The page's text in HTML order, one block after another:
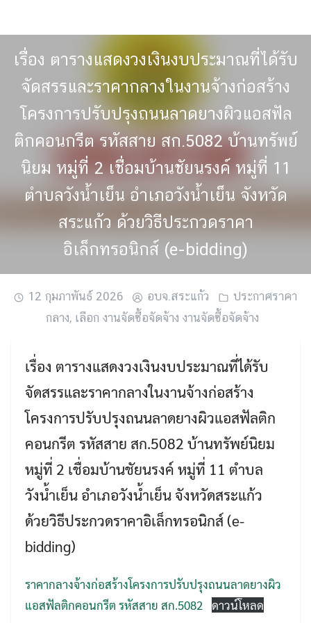
content
Search
Search
เรื่อง ตารางแสดงวงเงินงบประมาณที่ได้รับ
จัดสรรและราคากลางในงานจ้างก่อสร้าง
โครงการปรับปรุงถนนลาดยางผิวแอสฟัล
ติกคอนกรีต รหัสสาย สก.5082 บ้านทรัพย์
นิยม หมู่ที่ 2 เชื่อมบ้านชัยนรงค์ หมู่ที่ 11
ตำบลวังน้ำเย็น อำเภอวังน้ำเย็น จังหวัด
สระแก้ว ด้วยวิธีประกวดราคา
อิเล็กทรอนิกส์ (e-bidding)
12 กุมภาพันธ์ 2026 อบจ.สระแก้ว
ประกาศราคา
กลาง, เลือก งานจัดซื้อจัดจ้าง งานจัดซื้อจัดจ้าง
เรื่อง ตารางแสดงวงเงินงบประมาณที่ได้รับ
จัดสรรและราคากลางในงานจ้างก่อสร้าง
โครงการปรับปรุงถนนลาดยางผิวแอสฟัลติก
คอนกรีต รหัสสาย สก.5082 บ้านทรัพย์นิยม
หมู่ที่ 2 เชื่อมบ้านชัยนรงค์ หมู่ที่ 11 ตำบล
วังน้ำเย็น อำเภอวังน้ำเย็น จังหวัดสระแก้ว
ด้วยวิธีประกวดราคาอิเล็กทรอนิกส์ (e-
bidding)
ราคากลางจ้างก่อสร้างโครงการปรับปรุงถนนลาดยางผิว
แอสฟัลติกคอนกรีต รหัสสาย สก.5082
ดาวน์โหลด